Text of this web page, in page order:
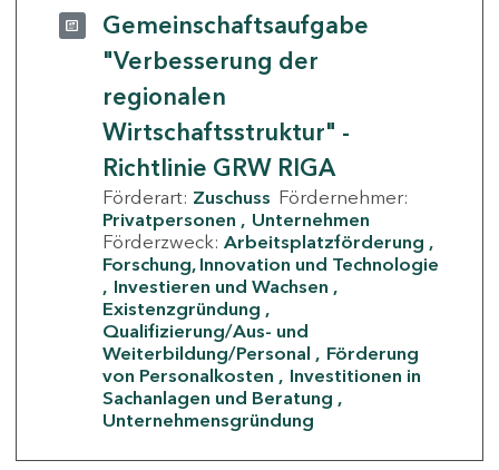
Gemeinschaftsaufgabe
"Verbesserung der
regionalen
Wirtschaftsstruktur" -
Richtlinie GRW RIGA
Förderart: Zuschuss Fördernehmer:
Privatpersonen
Unternehmen
Förderzweck: Arbeitsplatzförderung
Forschung, Innovation und Technologie
Investieren und Wachsen
Existenzgründung
Qualifizierung/Aus- und
Weiterbildung/Personal
Förderung
von Personalkosten
Investitionen in
Sachanlagen und Beratung
Unternehmensgründung